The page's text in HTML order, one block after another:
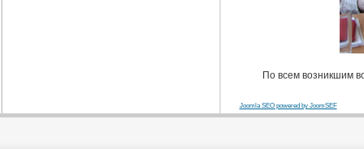
По всем возникшим
Joomla SEO powered by JoomSEF